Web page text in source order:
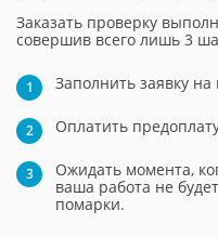
Заказать проверку
совершив всего лишь 3
Заполнить заявку
Оплатить
Ожидать момента,
ваша работа не
помарки.